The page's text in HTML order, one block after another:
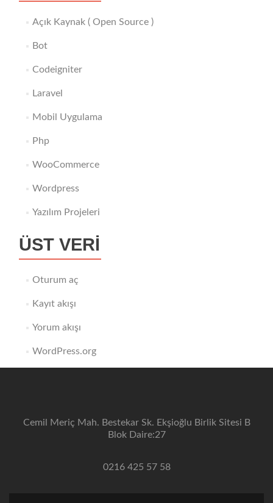
Açık Kaynak ( Open Source )
Bot
Codeigniter
Laravel
Mobil Uygulama
Php
WooCommerce
Wordpress
Yazılım Projeleri
ÜST VERI
Oturum aç
Kayıt akışı
Yorum akışı
WordPress.org
Cemil Meriç Mah. Bestekar Sk. Ekşioğlu Birlik Sitesi B
Blok Daire:27
0216 425 57 58